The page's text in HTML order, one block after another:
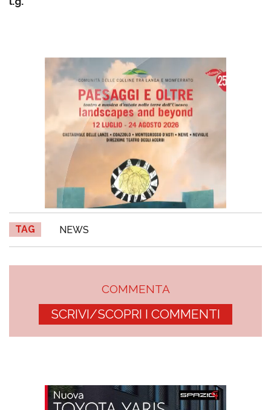
TAG NEWS
COMMENTA
SCRIVI/SCOPRI I COMMENTI